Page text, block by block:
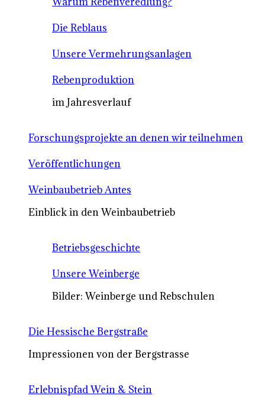
Die Reblaus
Unsere Vermehrungsanlagen
Rebenproduktion
im Jahresverlauf
Forschungsprojekte an denen wir teilnehmen
Veröffentlichungen
Weinbaubetrieb Antes
Einblick in den Weinbaubetrieb
Betriebsgeschichte
Unsere Weinberge
Bilder: Weinberge und Rebschulen
Die Hessische Bergstraße
Impressionen von der Bergstrasse
Erlebnispfad Wein & Stein